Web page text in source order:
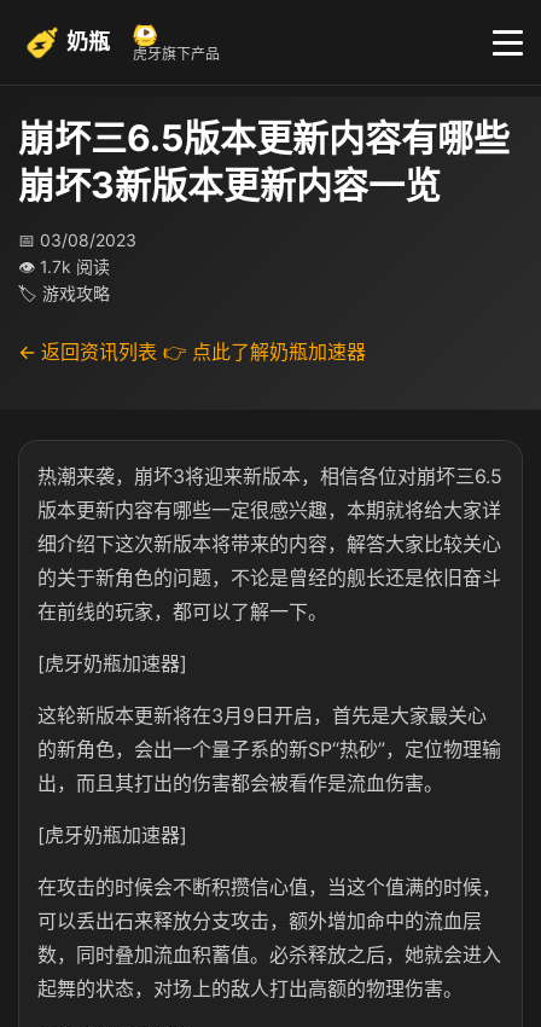
奶瓶 虎牙旗下产品
崩坏三6.5版本更新内容有哪些
崩坏3新版本更新内容一览
📅 03/08/2023
👁 1.7k 阅读
🏷 游戏攻略
← 返回资讯列表 👉 点此了解奶瓶加速器
热潮来袭，崩坏3将迎来新版本，相信各位对崩坏三6.5
版本更新内容有哪些一定很感兴趣，本期就将给大家详
细介绍下这次新版本将带来的内容，解答大家比较关心
的关于新角色的问题，不论是曾经的舰长还是依旧奋斗
在前线的玩家，都可以了解一下。
[虎牙奶瓶加速器]
这轮新版本更新将在3月9日开启，首先是大家最关心
的新角色，会出一个量子系的新SP“热砂”，定位物理输
出，而且其打出的伤害都会被看作是流血伤害。
[虎牙奶瓶加速器]
在攻击的时候会不断积攒信心值，当这个值满的时候，
可以丢出石来释放分支攻击，额外增加命中的流血层
数，同时叠加流血积蓄值。必杀释放之后，她就会进入
起舞的状态，对场上的敌人打出高额的物理伤害。